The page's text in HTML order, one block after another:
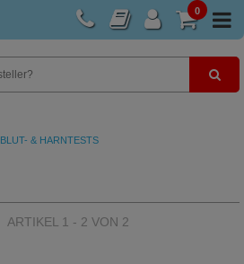
0
BLUT- & HARNTESTS
ARTIKEL 1 - 2 VON 2